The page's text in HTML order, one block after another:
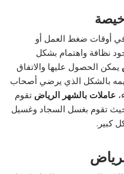
في أوقات ضغط العمل أو
نظافة واهتمام بشكل
يمكن الحصول عليها والاتفاق
بالشكل الذي يرضي أصحاب
عاملات بالشهر الرياضتقوم
حيث تقوم بغسل السجاد وغسيل
كبير.